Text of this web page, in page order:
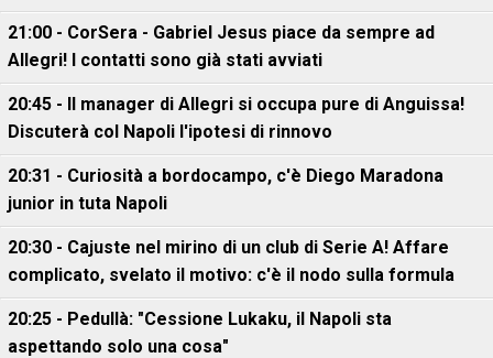
21:00 - CorSera - Gabriel Jesus piace da sempre ad
Allegri! I contatti sono già stati avviati
20:45 - Il manager di Allegri si occupa pure di Anguissa!
Discuterà col Napoli l'ipotesi di rinnovo
20:31 - Curiosità a bordocampo, c'è Diego Maradona
junior in tuta Napoli
20:30 - Cajuste nel mirino di un club di Serie A! Affare
complicato, svelato il motivo: c'è il nodo sulla formula
20:25 - Pedullà: "Cessione Lukaku, il Napoli sta
aspettando solo una cosa"